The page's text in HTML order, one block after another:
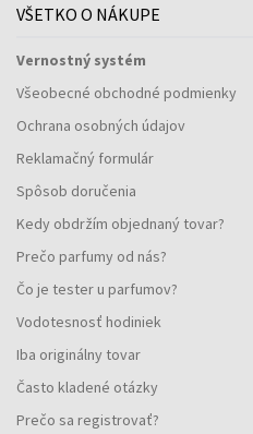
VŠETKO O NÁKUPE
Vernostný systém
Všeobecné obchodné podmienky
Ochrana osobných údajov
Reklamačný formulár
Spôsob doručenia
Kedy obdržím objednaný tovar?
Prečo parfumy od nás?
Čo je tester u parfumov?
Vodotesnosť hodiniek
Iba originálny tovar
Často kladené otázky
Prečo sa registrovať?